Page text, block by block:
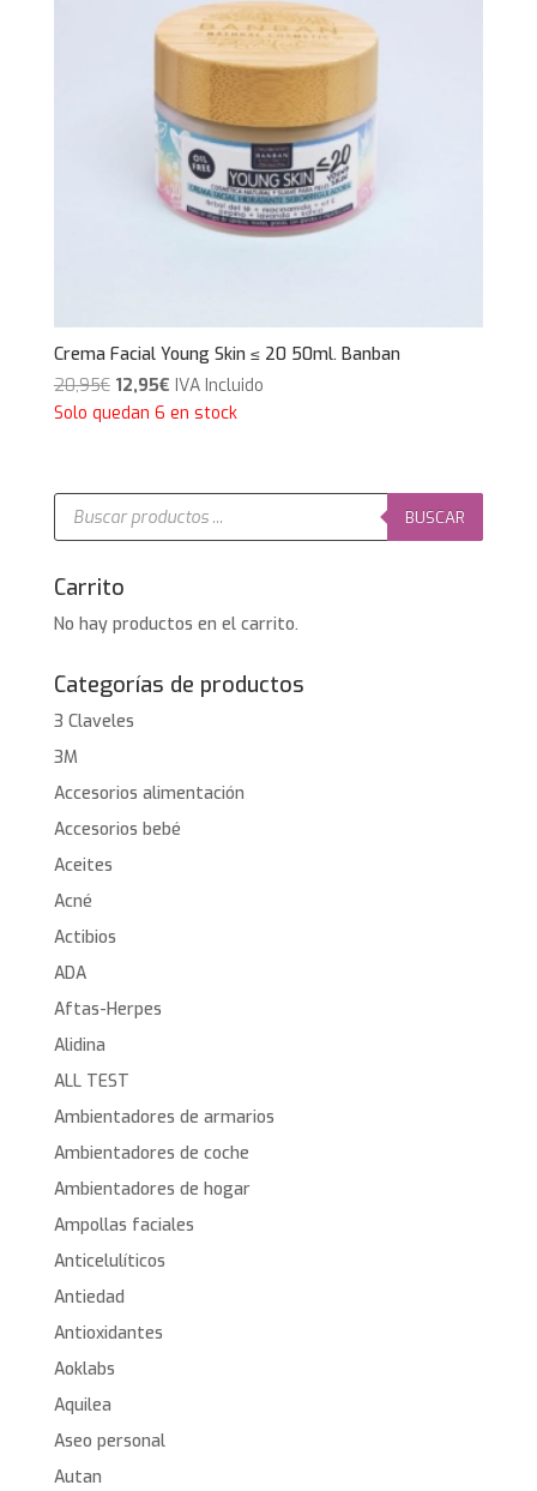
Crema Facial Young Skin ≤ 20 50ml. Banban
20,95€ El
precio
20,95€.
12,95€El
precio
12,95€.
IVA Incluido
Solo quedan 6 en stock
Búsqueda
productos
BUSCAR
Carrito
No hay productos en el carrito.
Categorías de productos
3 Claveles
3M
Accesorios alimentación
Accesorios bebé
Aceites
Acné
Actibios
ADA
Aftas-Herpes
Alidina
ALL TEST
Ambientadores de armarios
Ambientadores de coche
Ambientadores de hogar
Ampollas faciales
Anticelulíticos
Antiedad
Antioxidantes
Aoklabs
Aquilea
Aseo personal
Autan